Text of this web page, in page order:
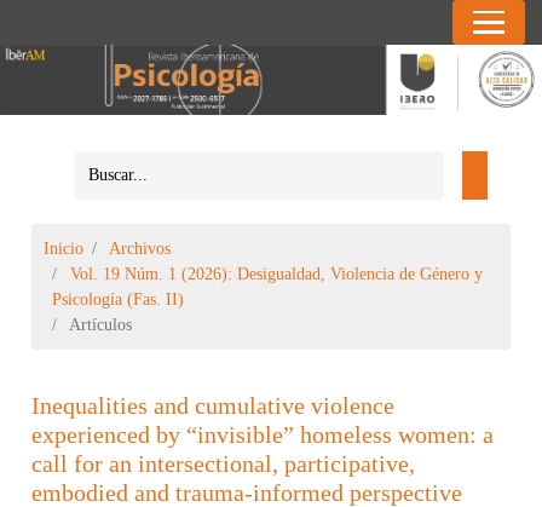
Inicio
Archivos
Vol. 19 Núm. 1 (2026): Desigualdad, Violencia de Género y
Psicología (Fas. II)
Artículos
Inequalities and cumulative violence
experienced by “invisible” homeless women: a
call for an intersectional, participative,
embodied and trauma-informed perspective